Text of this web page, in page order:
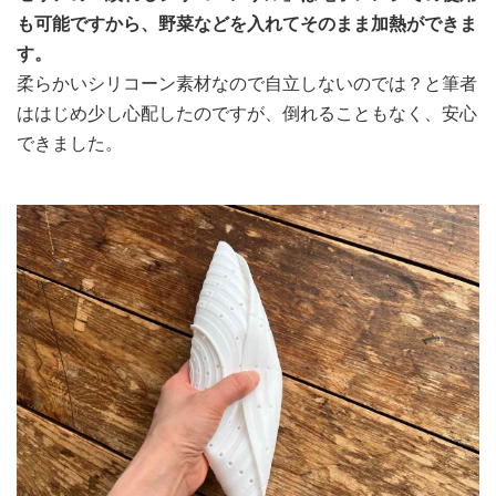
も可能ですから、野菜などを入れてそのまま加熱ができま
す。
柔らかいシリコーン素材なので自立しないのでは？と筆者
ははじめ少し心配したのですが、倒れることもなく、安心
できました。